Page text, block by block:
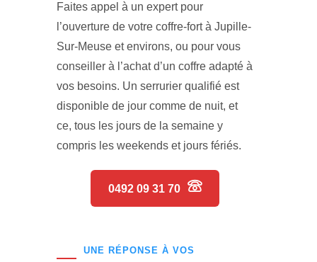
Faites appel à un expert pour
l’ouverture de votre coffre-fort à Jupille-
Sur-Meuse et environs, ou pour vous
conseiller à l’achat d’un coffre adapté à
vos besoins. Un serrurier qualifié est
disponible de jour comme de nuit, et
ce, tous les jours de la semaine y
compris les weekends et jours fériés.
0492 09 31 70
UNE RÉPONSE À VOS